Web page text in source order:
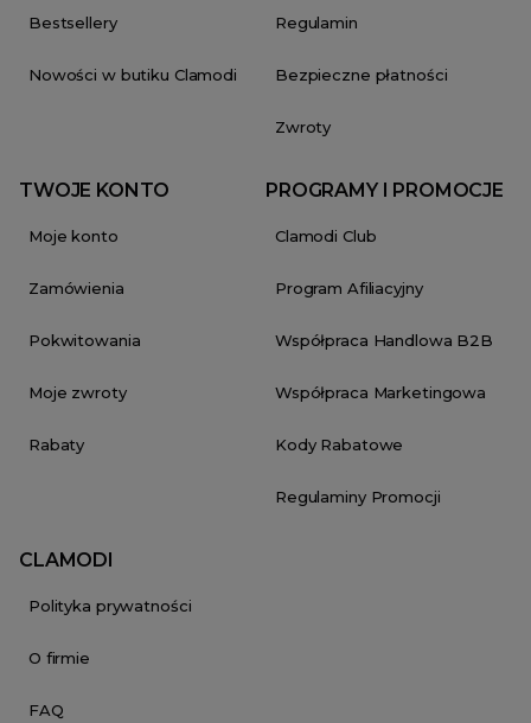
Bestsellery
Nowości w butiku Clamodi
Regulamin
Bezpieczne płatności
Zwroty
TWOJE KONTO
Moje konto
Zamówienia
Pokwitowania
Moje zwroty
Rabaty
PROGRAMY I PROMOCJE
Clamodi Club
Program Afiliacyjny
Współpraca Handlowa B2B
Współpraca Marketingowa
Kody Rabatowe
Regulaminy Promocji
CLAMODI
Polityka prywatności
O firmie
FAQ